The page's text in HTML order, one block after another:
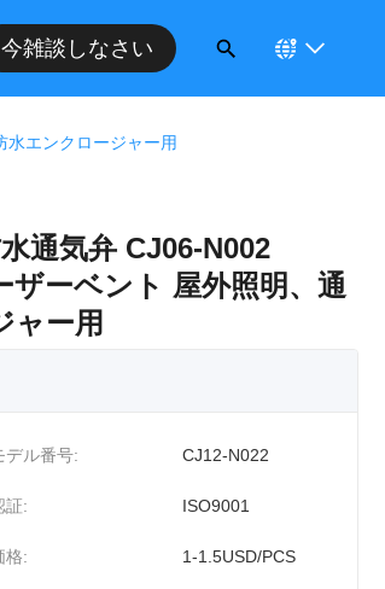
今雑談しなさい
エンクロージャー用
通気弁 CJ06-N002
ーベント 屋外照明、通
ャー用
デル番号: CJ12-N022
証: ISO9001
格: 1-1.5USD/PCS